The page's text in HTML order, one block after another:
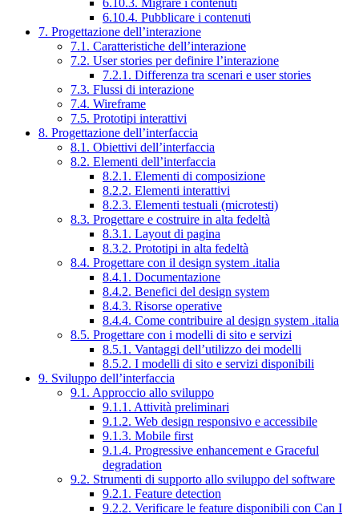
6.10.4. Pubblicare i contenuti
7. Progettazione dell’interazione
7.1. Caratteristiche dell’interazione
7.2. User stories per definire l’interazione
7.2.1. Differenza tra scenari e user stories
7.3. Flussi di interazione
7.4. Wireframe
7.5. Prototipi interattivi
8. Progettazione dell’interfaccia
8.1. Obiettivi dell’interfaccia
8.2. Elementi dell’interfaccia
8.2.1. Elementi di composizione
8.2.2. Elementi interattivi
8.2.3. Elementi testuali (microtesti)
8.3. Progettare e costruire in alta fedeltà
8.3.1. Layout di pagina
8.3.2. Prototipi in alta fedeltà
8.4. Progettare con il design system .italia
8.4.1. Documentazione
8.4.2. Benefici del design system
8.4.3. Risorse operative
8.4.4. Come contribuire al design system .italia
8.5. Progettare con i modelli di sito e servizi
8.5.1. Vantaggi dell’utilizzo dei modelli
8.5.2. I modelli di sito e servizi disponibili
9. Sviluppo dell’interfaccia
9.1. Approccio allo sviluppo
9.1.1. Attività preliminari
9.1.2. Web design responsivo e accessibile
9.1.3. Mobile first
9.1.4. Progressive enhancement e Graceful
degradation
9.2. Strumenti di supporto allo sviluppo del software
9.2.1. Feature detection
9.2.2. Verificare le feature disponibili con Can I